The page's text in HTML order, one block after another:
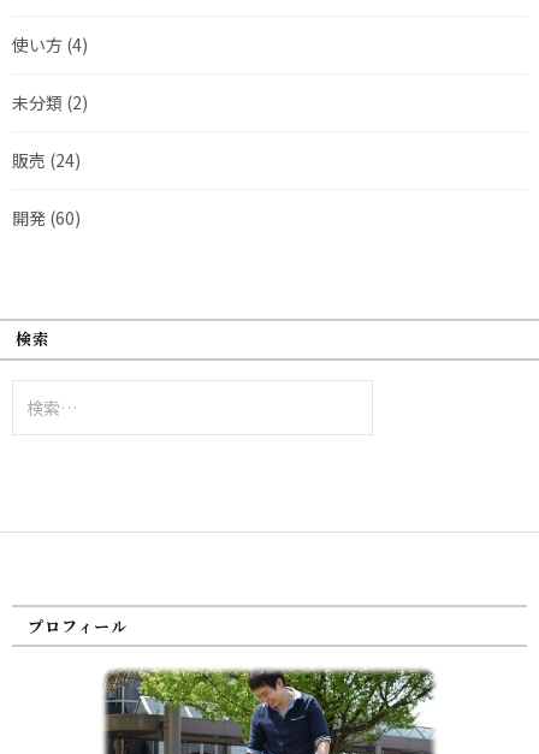
使い方 (4)
未分類 (2)
販売 (24)
開発 (60)
検索
索:
プロフィール